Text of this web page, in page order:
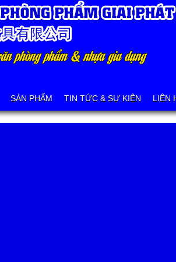
SẢN PHẨM TIN TỨC & SỰ KIỆN LIÊN